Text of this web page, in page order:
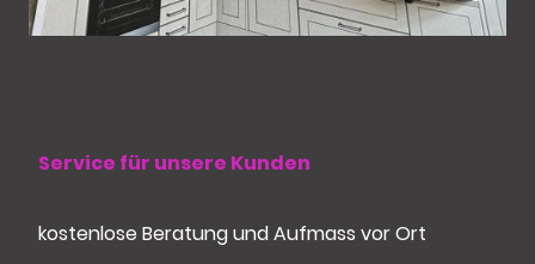
Service für unsere Kunden
kostenlose Beratung und Aufmass vor Ort